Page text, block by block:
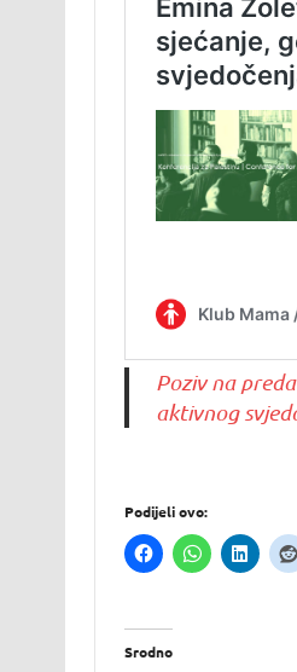
Poziv na
aktivnog
Podijeli ovo:
Srodno